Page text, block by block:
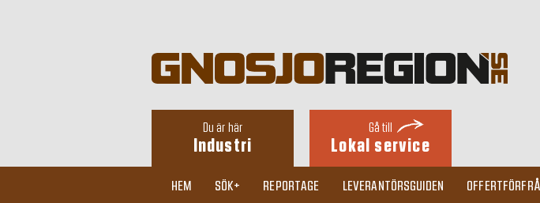
Du är här
Industri
Gå till
Lokal service
HEM SÖK+ REPORTAGE LEVERANTÖRSGUIDEN